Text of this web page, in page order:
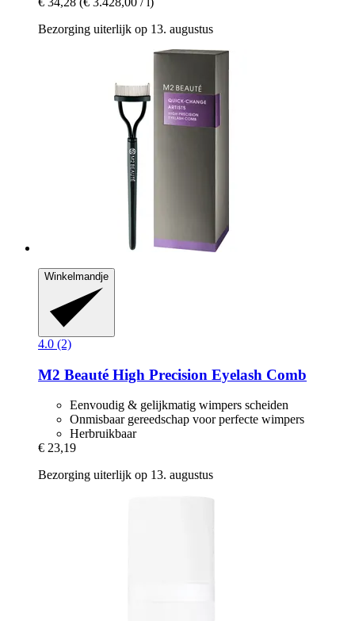
Bezorging uiterlijk op 13. augustus
Winkelmandje
4.0 (2)
M2 Beauté High Precision Eyelash Comb
Eenvoudig & gelijkmatig wimpers scheiden
Onmisbaar gereedschap voor perfecte wimpers
Herbruikbaar
€ 23,19
Bezorging uiterlijk op 13. augustus